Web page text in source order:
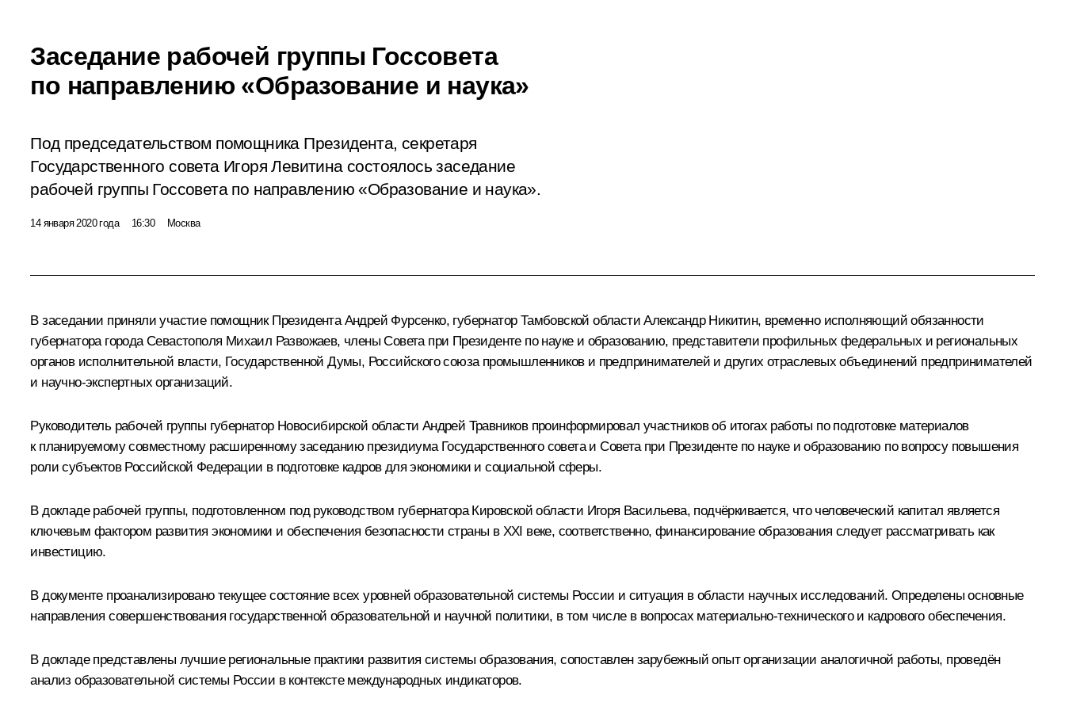
Заседание рабочей группы Госсовета
по направлению «Образование и наука»
Под председательством помощника Президента, секретаря
Государственного совета Игоря Левитина состоялось заседание
рабочей группы Госсовета по направлению «Образование и наука».
14 января 2020 года 16:30 Москва
В заседании приняли участие помощник Президента Андрей Фурсенко, губернатор Тамбовской областиАлександр Никитин, временно исполняющий обязанности
губернатора города Севастополя Михаил Развожаев, члены Совета при Президенте по науке и образованию, представители профильных федеральных и региональных
органов исполнительной власти, Государственной Думы, Российского союза промышленников и предпринимателей и других отраслевых объединений предпринимателей
и научно-экспертных организаций.
Руководитель рабочей группы губернатор Новосибирской области Андрей Травниковпроинформировал участников об итогах работы по подготовке материалов
к планируемому совместному расширенному заседанию президиума Государственного совета и Совета при Президенте по науке и образованию по вопросу повышения
роли субъектов Российской Федерации в подготовке кадров для экономики и социальной сферы.
В докладе рабочей группы, подготовленном под руководством губернатора Кировской области Игоря Васильева, подчёркивается, что человеческий капитал является
ключевым фактором развития экономики и обеспечения безопасности страны в XXI веке, соответственно, финансирование образования следует рассматривать как
инвестицию.
В документе проанализировано текущее состояние всех уровней образовательной системы России и ситуация в области научных исследований. Определены основные
направления совершенствования государственной образовательной и научной политики, в том числе в вопросах материально-технического и кадрового обеспечения.
В докладе представлены лучшие региональные практики развития системы образования, сопоставлен зарубежный опыт организации аналогичной работы, проведён
анализ образовательной системы России в контексте международных индикаторов.